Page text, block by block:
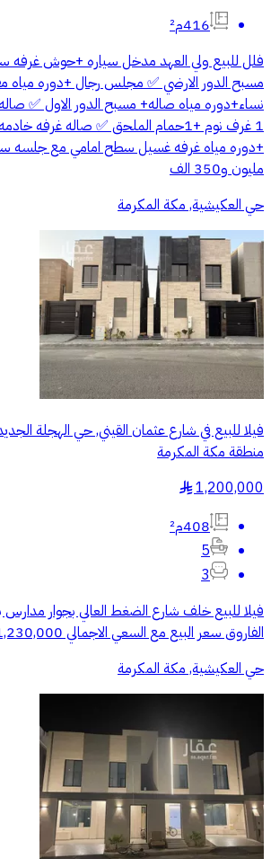
416م²
فلل للبيع ولي العهد مدخل سياره +حوش
مسبح الدور الارضي ✅ مجلس رجال +دوره
+دوره مياه غرفه غسيل سطح امامي مع جلسه
مليون و350 الف
حي العكيشية, مكة المكرمة
فيلا للبيع في شارع عثمان القيني, حي الهجلة
منطقة مكة المكرمة
1,200,000
§
408م²
5
3
فيلا للبيع خلف شارع الضغط العالي بجوار مدارس
الفاروق سعر البيع مع السعي الاجمالي 1,230,000
حي العكيشية, مكة المكرمة